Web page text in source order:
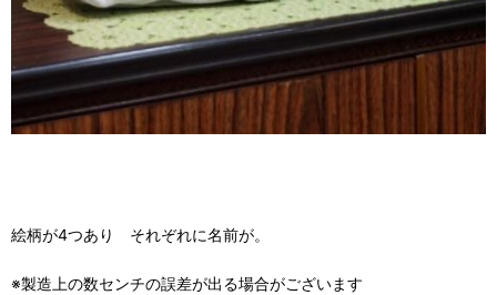
絵柄が4つあり それぞれに名前が。
※製造上の数センチの誤差が出る場合がございます